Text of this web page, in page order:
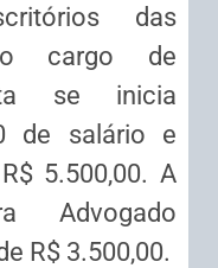
das
cargo de
se inicia
de salário e
5.500,00. A
Advogado
R$ 3.500,00.